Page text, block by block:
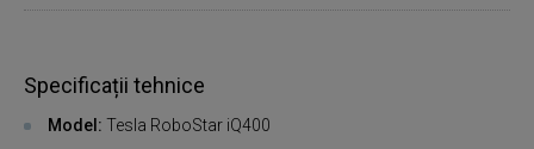
Specificații tehnice
Model: Tesla RoboStar iQ400